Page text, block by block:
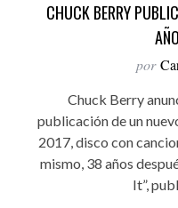
CHUCK BERRY
por
Chuck Berry
publicación de un
2017, disco con
mismo, 38 años
It”,